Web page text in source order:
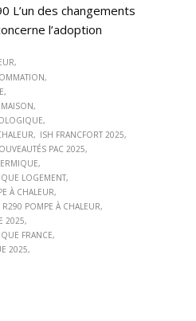
L’un des changements
l’adoption
ISH FRANCFORT 2025
PAC 2025
LOGEMENT
À CHALEUR
R290 POMPE À CHALEUR
2025
FRANCE
2025